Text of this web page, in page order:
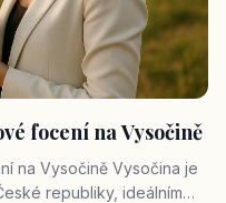
focení na Vysočině
Vysočina je
republiky, ideálním